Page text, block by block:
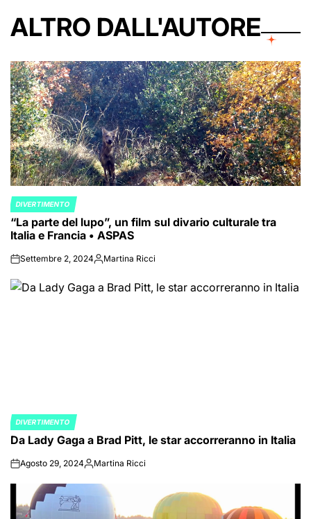
ALTRO DALL'AUTORE
POSTED
IN
DIVERTIMENTO
“La parte del lupo”, un film sul divario culturale tra
Italia e Francia • ASPAS
onSettembre 2, 2024PostedMartina Ricci
POSTED
IN
DIVERTIMENTO
Da Lady Gaga a Brad Pitt, le star accorreranno in Italia
onAgosto 29, 2024PostedMartina Ricci